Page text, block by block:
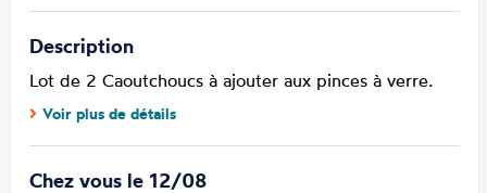
Description
Lot de 2 Caoutchoucs à ajouter aux pinces à verre.
Voir plus de détails
Chez vous le 12/08